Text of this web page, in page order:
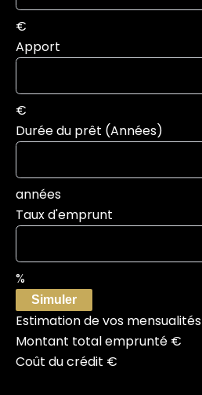
€
Apport
€
Durée du prêt (Années)
années
Taux d'emprunt
%
Simuler
Estimation de vos mensualités
Montant total emprunté €
Coût du crédit €